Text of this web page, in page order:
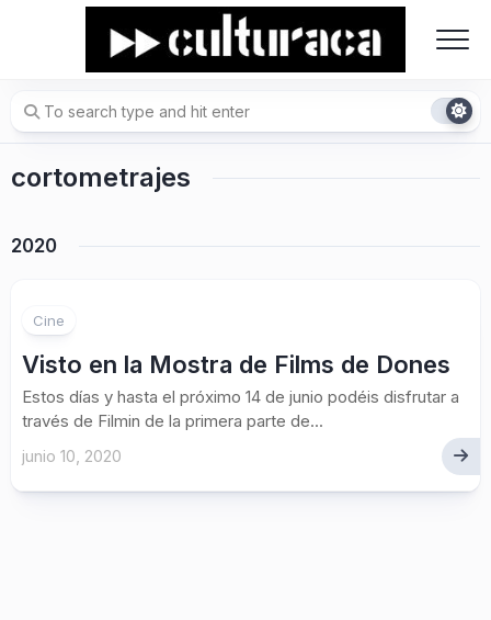
cortometrajes
2020
Cine
Visto en la Mostra de Films de Dones
Estos días y hasta el próximo 14 de junio podéis disfrutar a
través de Filmin de la primera parte de...
junio 10, 2020